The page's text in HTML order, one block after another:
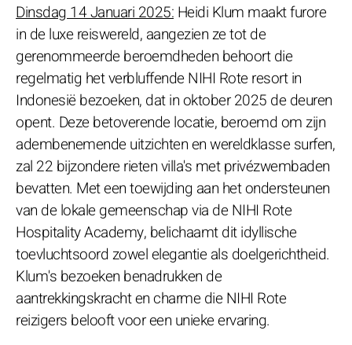
Dinsdag 14 Januari 2025: Heidi Klum maakt furore
in de luxe reiswereld, aangezien ze tot de
gerenommeerde beroemdheden behoort die
regelmatig het verbluffende NIHI Rote resort in
Indonesië bezoeken, dat in oktober 2025 de deuren
opent. Deze betoverende locatie, beroemd om zijn
adembenemende uitzichten en wereldklasse surfen,
zal 22 bijzondere rieten villa's met privézwembaden
bevatten. Met een toewijding aan het ondersteunen
van de lokale gemeenschap via de NIHI Rote
Hospitality Academy, belichaamt dit idyllische
toevluchtsoord zowel elegantie als doelgerichtheid.
Klum's bezoeken benadrukken de
aantrekkingskracht en charme die NIHI Rote
reizigers belooft voor een unieke ervaring.